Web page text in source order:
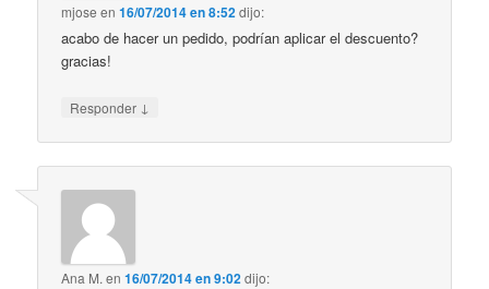
mjose en16/07/2014 en 8:52dijo:
acabo de hacer un pedido, podrían aplicar el descuento?
gracias!
Responder ↓
Ana M. en16/07/2014 en 9:02dijo: